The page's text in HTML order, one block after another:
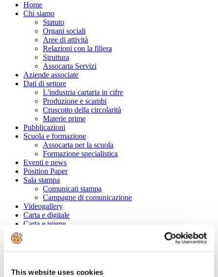
This website uses cookies
Home
Chi siamo
Statuto
Organi sociali
Aree di attività
Relazioni con la filiera
Struttura
Assocarta Servizi
Aziende associate
Dati di settore
L'industria cartaria in cifre
Produzione e scambi
Cruscotto della circolarità
Materie prime
Pubblicazioni
Scuola e formazione
Assocarta per la scuola
Formazione specialistica
Eventi e news
Position Paper
Sala stampa
Comunicati stampa
Campagne di comunicazione
Videogallery
Carta e digitale
Carta e igiene
Ragione Sociale